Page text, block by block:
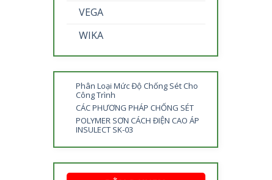
VEGA
WIKA
Phân Loại Mức Độ Chống Sét Cho
Công Trình
CÁC PHƯƠNG PHÁP CHỐNG SÉT
POLYMER SƠN CÁCH ĐIỆN CAO ÁP
INSULECT SK-03